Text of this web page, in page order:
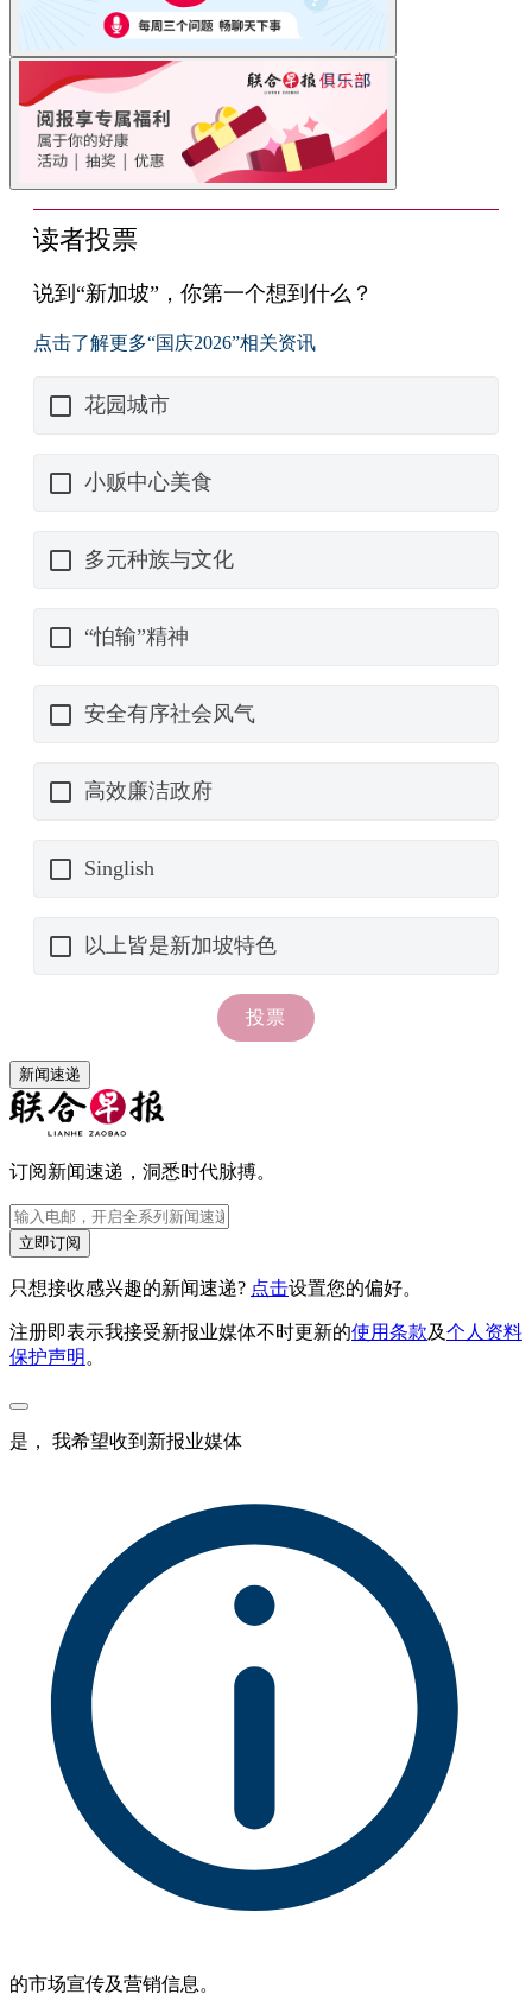
新闻速递
订阅新闻速递，洞悉时代脉搏。
立即订阅
只想接收感兴趣的新闻速递? 点击设置您的偏好。
注册即表示我接受新报业媒体不时更新的使用条款及个人资料
保护声明 。
是， 我希望收到新报业媒体
的市场宣传及营销信息。